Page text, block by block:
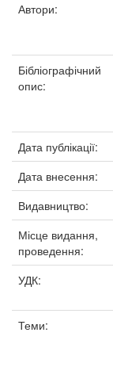
Автори:
Бібліографічний
опис:
Дата публікації:
Дата внесення:
Видавництво:
Місце видання,
проведення:
УДК:
Теми: